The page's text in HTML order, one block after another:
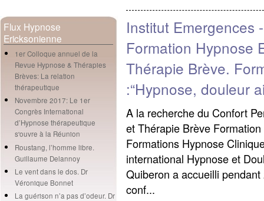
Flux Hypnose
Ericksonienne
1er Colloque annuel de la
Revue Hypnose & Thérapies
Brèves: La relation
thérapeutique
Novembre 2017: Le 1er
Congrès International
d’Hypnose thérapeutique
s'ouvre à la Réunion
Roustang, l’homme libre.
Guillaume Delannoy
Le vent dans le dos. Dr
Véronique Bonnet
La guérison n’a pas d’odeur. Dr
Institut Emergences
Formation Hypnose
Thérapie Brève.
:“Hypnose, douleur
A la recherche du Confort
et Thérapie Brève
Formations Hypnose
international Hypnose et
Quiberon a accueilli
conf...